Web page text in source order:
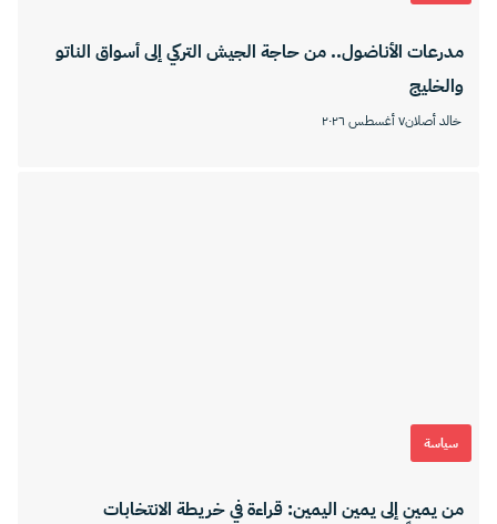
مدرعات الأناضول.. من حاجة الجيش التركي إلى أسواق الناتو
والخليج
خالد أصلان٧ أغسطس ٢٠٢٦
سياسة
من يمينٍ إلى يمين اليمين: قراءة في خريطة الانتخابات